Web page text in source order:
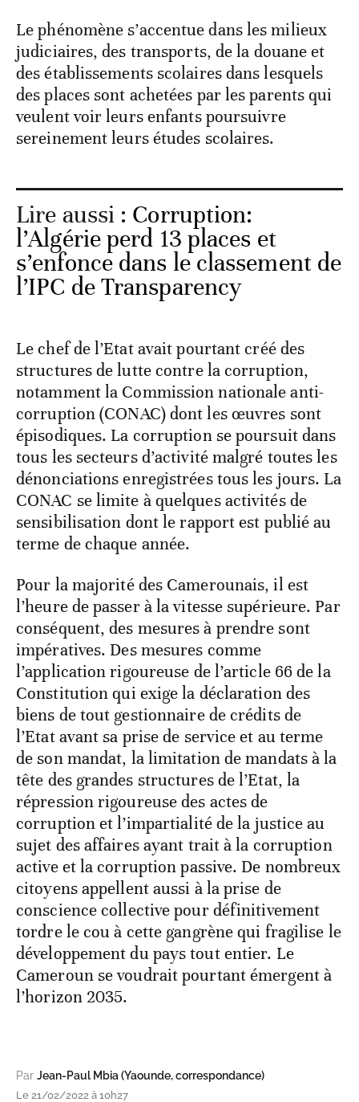
Le phénomène s’accentue dans les milieux
judiciaires, des transports, de la douane et
des établissements scolaires dans lesquels
des places sont achetées par les parents qui
veulent voir leurs enfants poursuivre
sereinement leurs études scolaires.
Lire aussi : Corruption:
l’Algérie perd 13 places et
s’enfonce dans le classement de
l’IPC de Transparency
Le chef de l’Etat avait pourtant créé des
structures de lutte contre la corruption,
notamment la Commission nationale anti-
corruption (CONAC) dont les œuvres sont
épisodiques. La corruption se poursuit dans
tous les secteurs d’activité malgré toutes les
dénonciations enregistrées tous les jours. La
CONAC se limite à quelques activités de
sensibilisation dont le rapport est publié au
terme de chaque année.
Pour la majorité des Camerounais, il est
l’heure de passer à la vitesse supérieure. Par
conséquent, des mesures à prendre sont
impératives. Des mesures comme
l’application rigoureuse de l’article 66 de la
Constitution qui exige la déclaration des
biens de tout gestionnaire de crédits de
l’Etat avant sa prise de service et au terme
de son mandat, la limitation de mandats à la
tête des grandes structures de l’Etat, la
répression rigoureuse des actes de
corruption et l’impartialité de la justice au
sujet des affaires ayant trait à la corruption
active et la corruption passive. De nombreux
citoyens appellent aussi à la prise de
conscience collective pour définitivement
tordre le cou à cette gangrène qui fragilise le
développement du pays tout entier. Le
Cameroun se voudrait pourtant émergent à
l’horizon 2035.
Par Jean-Paul Mbia (Yaounde, correspondance)
Le 21/02/2022 à 10h27